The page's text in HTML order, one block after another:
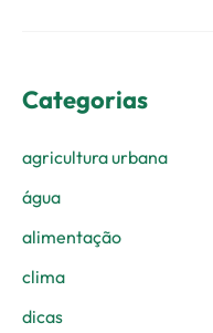
Categorias
agricultura urbana
água
alimentação
clima
dicas